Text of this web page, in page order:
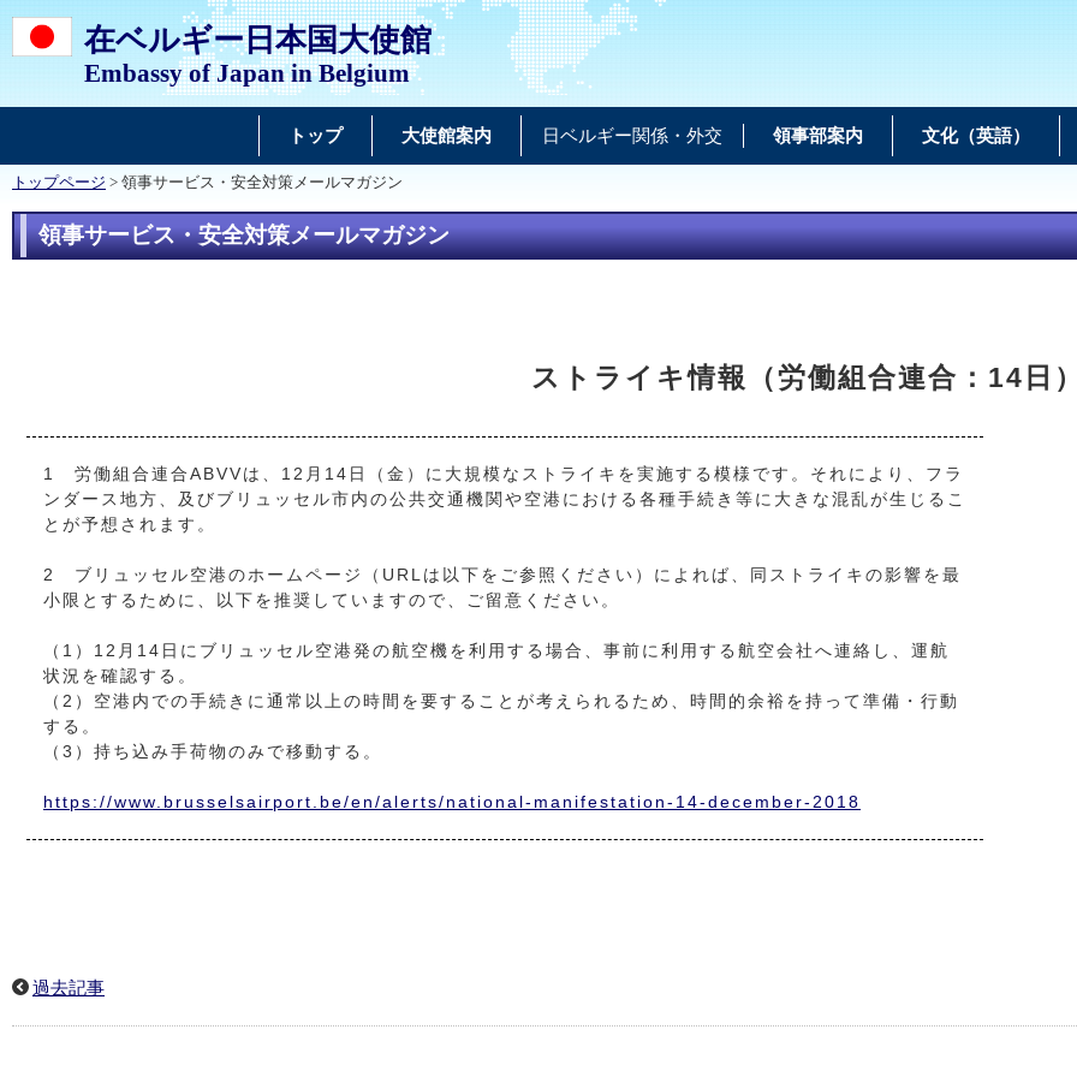
在ベルギー日本国大使館
Embassy of Japan in Belgium
トップ 大使館案内 日ベルギー関係・外交 領事部案内 文化（英語）
トップページ > 領事サービス・安全対策メールマガジン
領事サービス・安全対策メールマガジン
ストライキ情報（労働組合連合：14日）
1 労働組合連合ABVVは、12月14日（金）に大規模なストライキを実施する模様です。それにより、フラ
ンダース地方、及びブリュッセル市内の公共交通機関や空港における各種手続き等に大きな混乱が生じるこ
とが予想されます。
2 ブリュッセル空港のホームページ（URLは以下をご参照ください）によれば、同ストライキの影響を最
小限とするために、以下を推奨していますので、ご留意ください。
（1）12月14日にブリュッセル空港発の航空機を利用する場合、事前に利用する航空会社へ連絡し、運航
状況を確認する。
（2）空港内での手続きに通常以上の時間を要することが考えられるため、時間的余裕を持って準備・行動
する。
（3）持ち込み手荷物のみで移動する。
https://www.brusselsairport.be/en/alerts/national-manifestation-14-december-2018
過去記事